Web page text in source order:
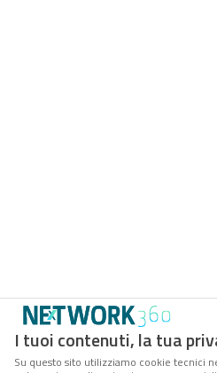
I tuoi contenuti, la tua
Su questo sito utilizziamo cookie tecnici